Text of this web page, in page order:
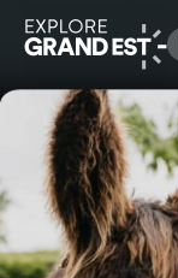
Natura